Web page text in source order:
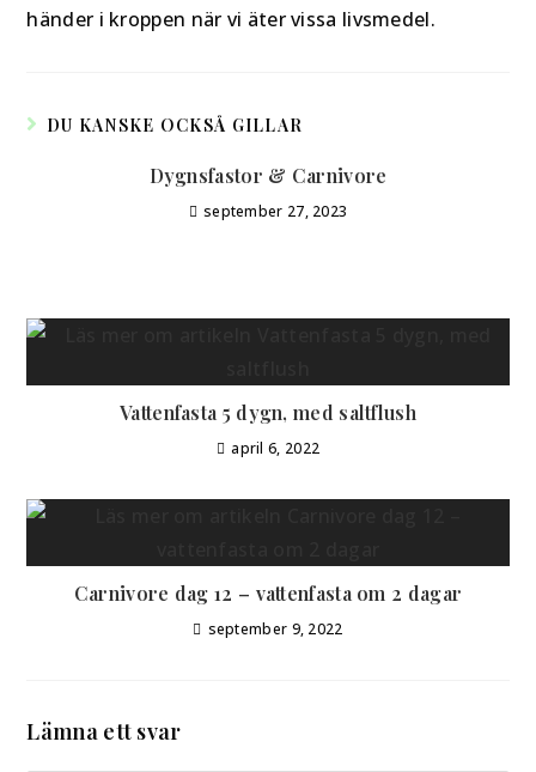
händer i kroppen när vi äter vissa livsmedel.
DU KANSKE OCKSÅ GILLAR
Dygnsfastor & Carnivore
september 27, 2023
Vattenfasta 5 dygn, med saltflush
april 6, 2022
Carnivore dag 12 – vattenfasta om 2 dagar
september 9, 2022
Lämna ett svar